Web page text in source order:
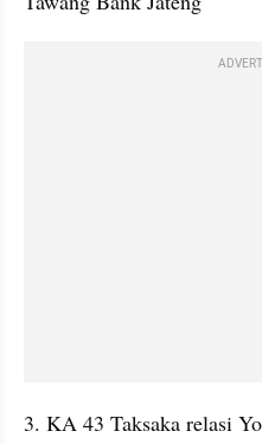
3. KA 43 Taksaka relasi